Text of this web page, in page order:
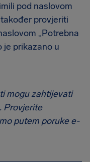
pod naslovom
provjeriti
„Potrebna
je prikazano u
mogu zahtijevati
Provjerite
putem poruke e-